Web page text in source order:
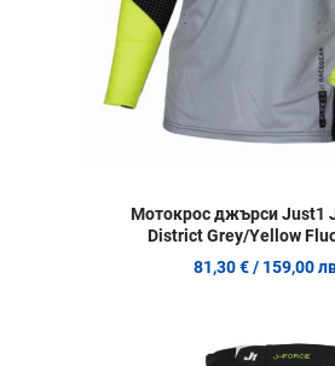
Мотокрос джърси Just1
District Grey/Yellow
81,30 € / 159,00